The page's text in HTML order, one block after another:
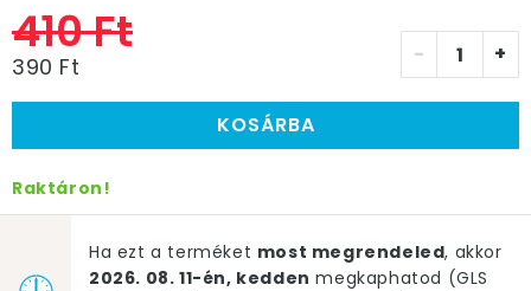
410 Ft
390 Ft - +
KOSÁRBA
Raktáron!
Ha ezt a terméket most megrendeled, akkor
2026. 08. 11-én, kedden megkaphatod (GLS